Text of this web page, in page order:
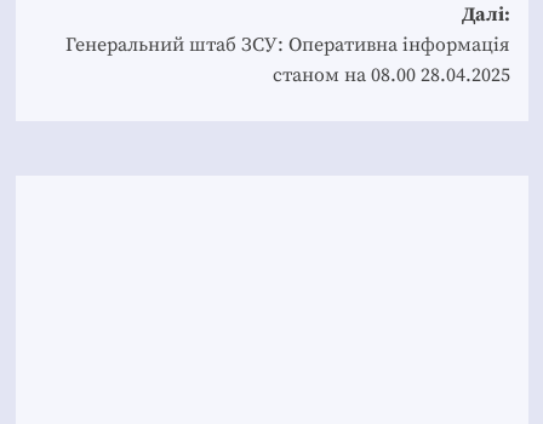
Далі:
Генеральний штаб ЗСУ: Оперативна інформація
станом на 08.00 28.04.2025